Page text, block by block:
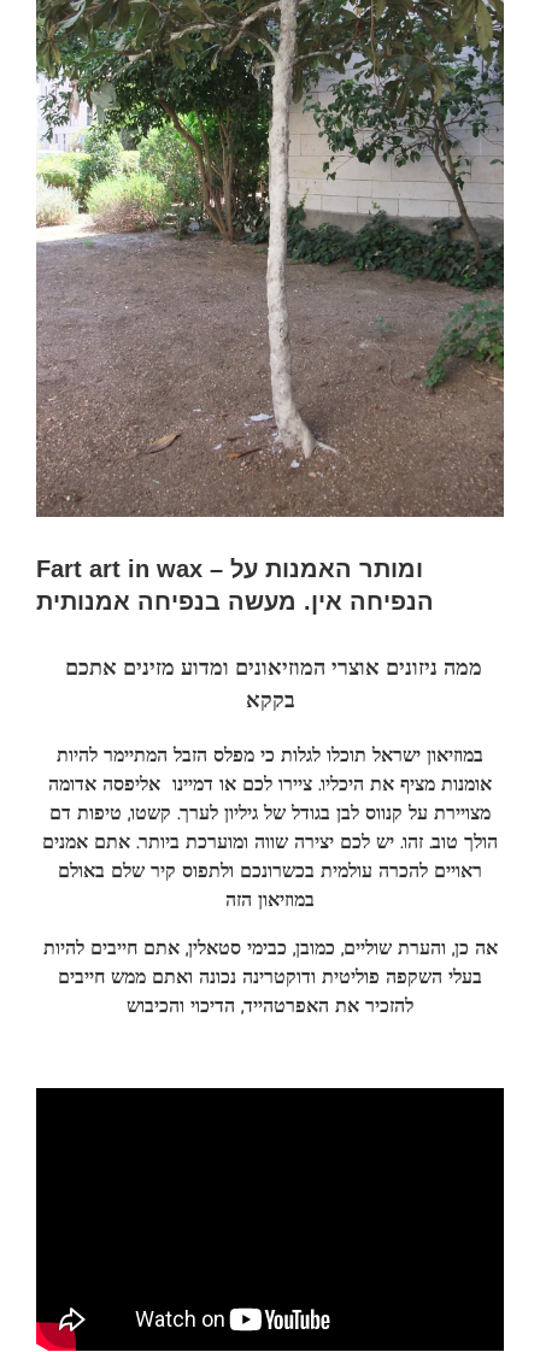
Fart art in wax – ומותר האמנות על
הנפיחה אין. מעשה בנפיחה אמנותית
ממה ניזונים אוצרי המוזיאונים ומדוע מזינים אתכם
בקקא
במוזיאון ישראל תוכלו לגלות כי מפלס הזבל המתיימר להיות
אומנות מציף את היכליו. ציירו לכם או דמיינו אליפסה אדומה
מצויירת על קנווס לבן בגודל של גיליון לערך. קשטו, טיפות דם
הולך טוב. זהו. יש לכם יצירה שווה ומוערכת ביותר. אתם אמנים
ראויים להכרה עולמית בכשרונכם ולתפוס קיר שלם באולם
במוזיאון הזה
אה כן, והערת שוליים, כמובן, כבימי סטאלין, אתם חייבים להיות
בעלי השקפה פוליטית ודוקטרינה נכונה ואתם ממש חייבים
להזכיר את האפרטהייד, הדיכוי והכיבוש